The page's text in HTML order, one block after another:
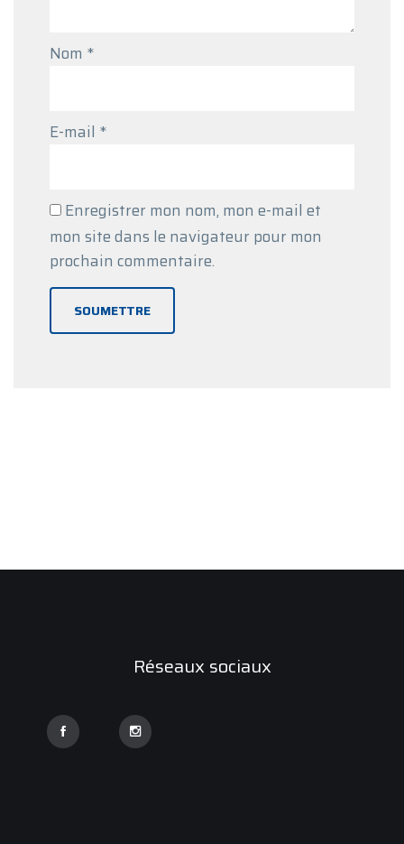
Nom *
E-mail *
Enregistrer mon nom, mon e-mail et
mon site dans le navigateur pour mon
prochain commentaire.
Réseaux sociaux